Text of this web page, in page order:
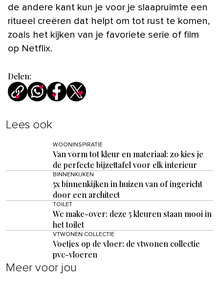
de andere kant kun je voor je slaapruimte een
ritueel creëren dat helpt om tot rust te komen,
zoals het kijken van je favoriete serie of film
op Netflix.
Delen:
Lees ook
WOONINSPIRATIE
Van vorm tot kleur en materiaal: zo kies je
de perfecte bijzettafel voor elk interieur
BINNENKIJKEN
5x binnenkijken in huizen van of ingericht
door een architect
TOILET
Wc make-over: deze 5 kleuren staan mooi in
het toilet
VTWONEN COLLECTIE
Voetjes op de vloer: de vtwonen collectie
pvc-vloeren
Meer voor jou